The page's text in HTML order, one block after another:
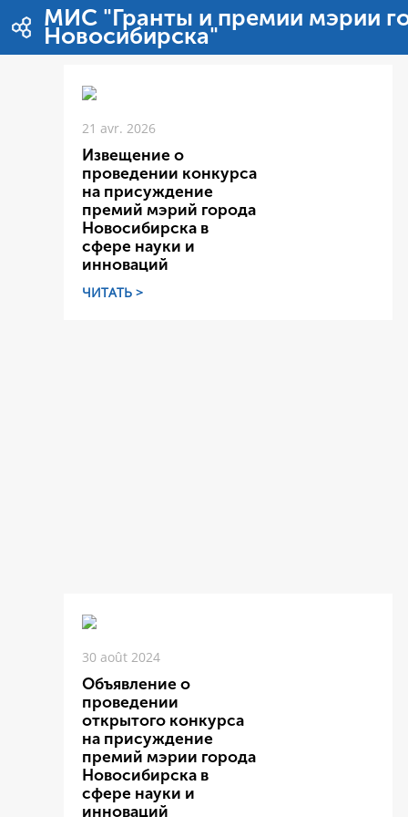
Saut au contenu
МИС "Гранты и премии мэрии
Новосибирска"
21 avr. 2026
Извещение о
проведении конкурса
на присуждение
премий мэрий города
Новосибирска в
сфере науки и
инноваций
ЧИТАТЬ >
30 août 2024
Объявление о
проведении
открытого конкурса
на присуждение
премий мэрии города
Новосибирска в
сфере науки и
инноваций